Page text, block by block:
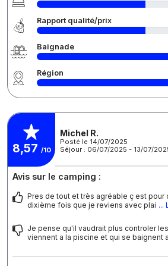
Rapport qualité/prix
Baignade
Région
8,57 /10
Michel R.
Posté le 14/07/2025
Séjour : 06/07/2025 - 13/07/
Avis sur le camping :
Pres de tout et très agréable ç est pour
dixième fois que je reviens avec plai ...
Je pense qu'il vaudrait plus controler
viennent a la piscine et qui se baignent